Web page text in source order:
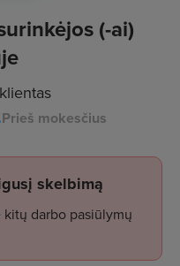
(-ai)
Prieš mokesčius
skelbimą
darbo pasiūlymų